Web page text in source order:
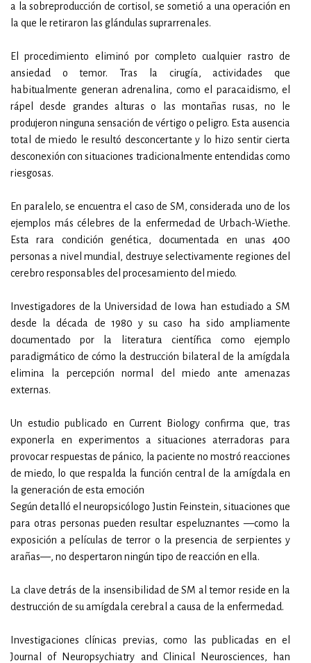
a la sobreproducción de cortisol, se sometió a una operación en
la que le retiraron las glándulas suprarrenales.
El procedimiento eliminó por completo cualquier rastro de
ansiedad o temor. Tras la cirugía, actividades que
habitualmente generan adrenalina, como el paracaidismo, el
rápel desde grandes alturas o las montañas rusas, no le
produjeron ninguna sensación de vértigo o peligro. Esta ausencia
total de miedo le resultó desconcertante y lo hizo sentir cierta
desconexión con situaciones tradicionalmente entendidas como
riesgosas.
En paralelo, se encuentra el caso de SM, considerada uno de los
ejemplos más célebres de la enfermedad de Urbach-Wiethe.
Esta rara condición genética, documentada en unas 400
personas a nivel mundial, destruye selectivamente regiones del
cerebro responsables del procesamiento del miedo.
Investigadores de la Universidad de Iowa han estudiado a SM
desde la década de 1980 y su caso ha sido ampliamente
documentado por la literatura científica como ejemplo
paradigmático de cómo la destrucción bilateral de la amígdala
elimina la percepción normal del miedo ante amenazas
externas.
Un estudio publicado en Current Biology confirma que, tras
exponerla en experimentos a situaciones aterradoras para
provocar respuestas de pánico, la paciente no mostró reacciones
de miedo, lo que respalda la función central de la amígdala en
la generación de esta emoción
Según detalló el neuropsicólogo Justin Feinstein, situaciones que
para otras personas pueden resultar espeluznantes —como la
exposición a películas de terror o la presencia de serpientes y
arañas—, no despertaron ningún tipo de reacción en ella.
La clave detrás de la insensibilidad de SM al temor reside en la
destrucción de su amígdala cerebral a causa de la enfermedad.
Investigaciones clínicas previas, como las publicadas en el
Journal of Neuropsychiatry and Clinical Neurosciences, han